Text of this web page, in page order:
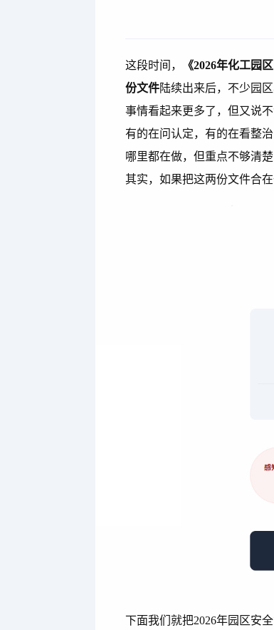
这段时间，
《2026年化工园
份文件陆续出来后，不少园
事情看起来更多了，但又说不
有的在问认定，有的在看整
哪里都在做，但重点不够清楚
其实，如果把这两份文件合
下面我们就把2026年园区安